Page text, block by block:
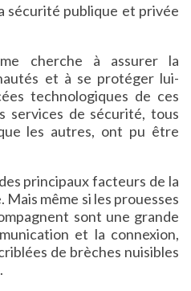
sécurité publique et privée
cherche à assurer la
et à se protéger lui-
technologiques de ces
services de sécurité, tous
les autres, ont pu être
principaux facteurs de la
même si les prouesses
sont une grande
et la connexion,
de brèches nuisibles